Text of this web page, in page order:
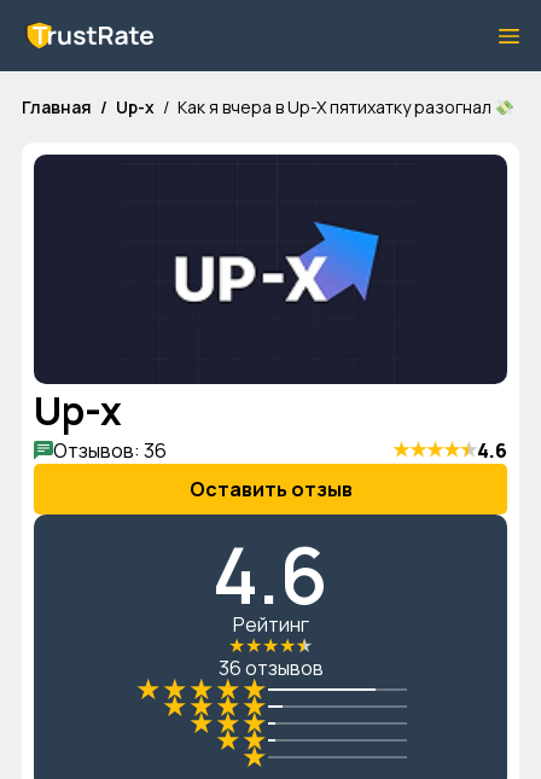
Главная Up-x Как я вчера в Up-X пятихатку разогнал
Up-x
Отзывов: 36 ★★★★★4.6
Оставить отзыв
4.6
Рейтинг
★★★★★
36 отзывов
★★★★★
★★★★
★★★
★★
★